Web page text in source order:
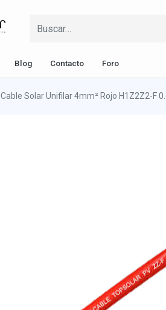
Blog Contacto Foro
Cable Solar Unifilar 4mm² Rojo H1Z2Z2-F